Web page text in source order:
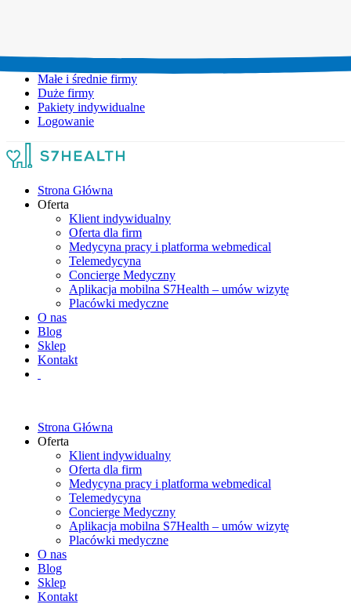
Małe i średnie firmy
Duże firmy
Pakiety indywidualne
Logowanie
Strona Główna
Oferta
Klient indywidualny
Oferta dla firm
Medycyna pracy i platforma webmedical
Telemedycyna
Concierge Medyczny
Aplikacja mobilna S7Health – umów wizytę
Placówki medyczne
O nas
Blog
Sklep
Kontakt
Strona Główna
Oferta
Klient indywidualny
Oferta dla firm
Medycyna pracy i platforma webmedical
Telemedycyna
Concierge Medyczny
Aplikacja mobilna S7Health – umów wizytę
Placówki medyczne
O nas
Blog
Sklep
Kontakt